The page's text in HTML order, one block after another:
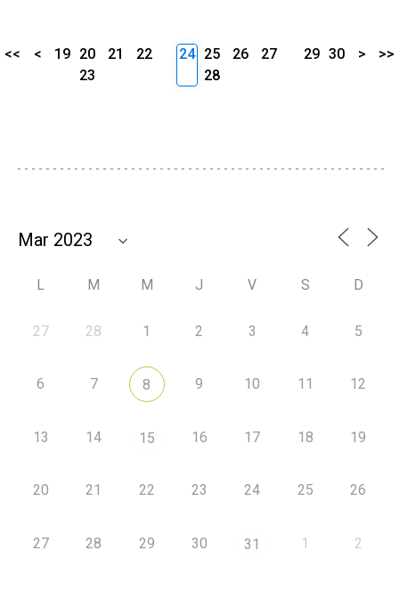
<< < 19 20 21
22
23
24 25 26
27
28
29 30 > >>
L M M J V S D
27 28 1 2 3 4 5
6 7 8 9 10 11 12
13 14 15 16 17 18 19
20 21 22 23 24 25 26
27 28 29 30 31 1 2